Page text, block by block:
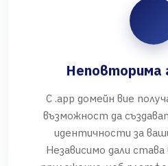
Неповторима
С .app домейн вие
възможност да
идентичности за
Независимо дали